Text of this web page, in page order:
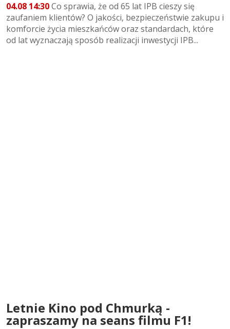
04.08 14:30Co sprawia, że od 65 lat IPB cieszy się
zaufaniem klientów? O jakości, bezpieczeństwie zakupu i
komforcie życia mieszkańców oraz standardach, które
od lat wyznaczają sposób realizacji inwestycji IPB...
Letnie Kino pod Chmurką -
zapraszamy na seans filmu F1!